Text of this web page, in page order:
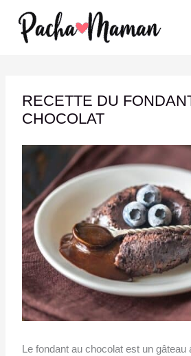
contenu
RECETTE DU
CHOCOLAT
Le fondant au chocolat est un gâteau